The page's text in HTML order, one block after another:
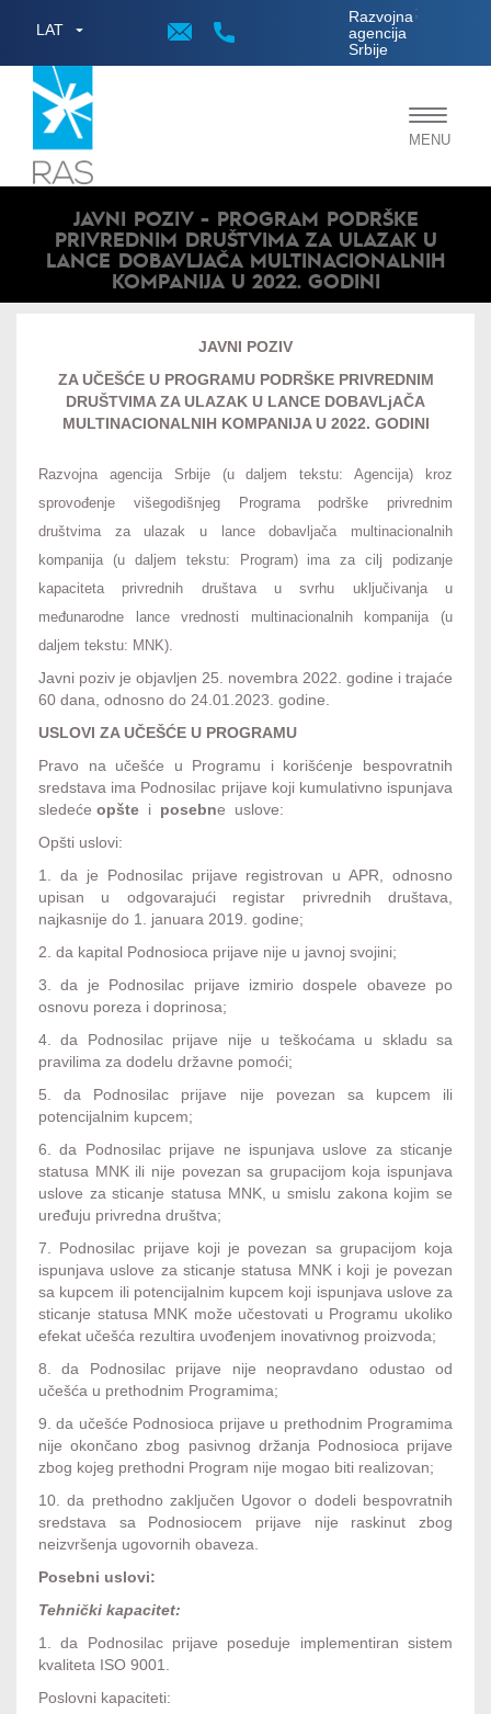
LAT
Razvojna
agencija
Srbije
;
Toggle
MENU
JAVNI POZIV - PROGRAM PODRŠKE
PRIVREDNIM DRUŠTVIMA ZA ULAZAK U
LANCE DOBAVLJAČA MULTINACIONALNIH
KOMPANIJA U 2022. GODINI
JAVNI POZIV
ZA UČEŠĆE U PROGRAMU PODRŠKE PRIVREDNIM
DRUŠTVIMA ZA ULAZAK U LANCE DOBAVLjAČA
MULTINACIONALNIH KOMPANIJA U 2022. GODINI
Razvojna agencija Srbije (u daljem tekstu: Agencija) kroz
sprovođenje višegodišnjeg Programa podrške privrednim
društvima za ulazak u lance dobavljača multinacionalnih
kompanija (u daljem tekstu: Program) ima za cilj podizanje
kapaciteta privrednih društava u svrhu uključivanja u
međunarodne lance vrednosti multinacionalnih kompanija (u
daljem tekstu: MNK).
Javni poziv je objavljen 25. novembra 2022. godine i trajaće
60 dana, odnosno do 24.01.2023. godine.
USLOVI ZA UČEŠĆE U PROGRAMU
Pravo na učešće u Programu i korišćenje bespovratnih
sredstava ima Podnosilac prijave koji kumulativno ispunjava
sledeće opšte i posebne uslove:
Opšti uslovi:
1. da je Podnosilac prijave registrovan u APR, odnosno
upisan u odgovarajući registar privrednih društava,
najkasnije do 1. januara 2019. godine;
2. da kapital Podnosioca prijave nije u javnoj svojini;
3. da je Podnosilac prijave izmirio dospele obaveze po
osnovu poreza i doprinosa;
4. da Podnosilac prijave nije u teškoćama u skladu sa
pravilima za dodelu državne pomoći;
5. da Podnosilac prijave nije povezan sa kupcem ili
potencijalnim kupcem;
6. da Podnosilac prijave ne ispunjava uslove za sticanje
statusa MNK ili nije povezan sa grupacijom koja ispunjava
uslove za sticanje statusa MNK, u smislu zakona kojim se
uređuju privredna društva;
7. Podnosilac prijave koji je povezan sa grupacijom koja
ispunjava uslove za sticanje statusa MNK i koji je povezan
sa kupcem ili potencijalnim kupcem koji ispunjava uslove za
sticanje statusa MNK može učestovati u Programu ukoliko
efekat učešća rezultira uvođenjem inovativnog proizvoda;
8. da Podnosilac prijave nije neopravdano odustao od
učešća u prethodnim Programima;
9. da učešće Podnosioca prijave u prethodnim Programima
nije okončano zbog pasivnog držanja Podnosioca prijave
zbog kojeg prethodni Program nije mogao biti realizovan;
10. da prethodno zaključen Ugovor o dodeli bespovratnih
sredstava sa Podnosiocem prijave nije raskinut zbog
neizvršenja ugovornih obaveza.
Posebni uslovi:
Tehnički kapacitet:
1. da Podnosilac prijave poseduje implementiran sistem
kvaliteta ISO 9001.
Poslovni kapaciteti: